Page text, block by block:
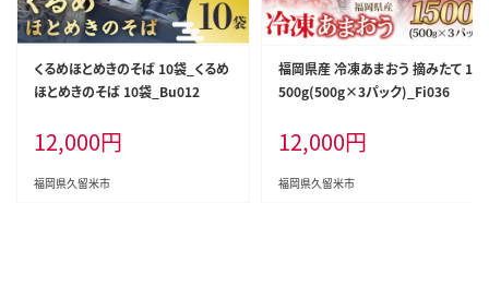
くるめほとめきのそば 10袋_くるめ
ほとめきのそば 10袋_Bu012
12,000円
福岡県久留米市
福岡県産 冷凍あまおう 摘みたて 1,
500g(500g×3パック)_Fi036
12,000円
福岡県久留米市